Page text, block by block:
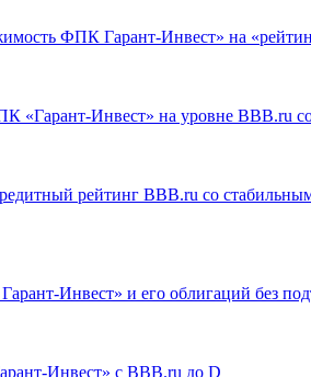
ФПК Гарант-Инвест» на
Инвест» на уровне BBB.ru
рейтинг BBB.ru со
Инвест» и его облигаций без
Инвест» с BBB.ru до D